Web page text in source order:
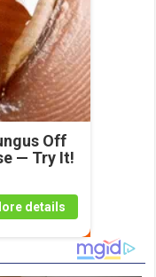
Off
— Try It!
details